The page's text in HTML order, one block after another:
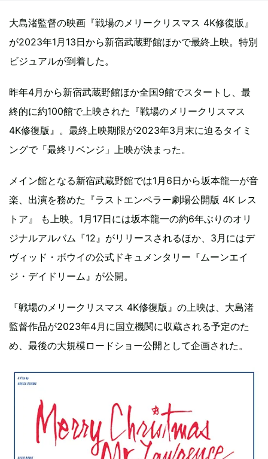
大島渚監督の映画『戦場のメリークリスマス 4K修復版』
が2023年1月13日から新宿武蔵野館ほかで最終上映。特別
ビジュアルが到着した。
昨年4月から新宿武蔵野館ほか全国9館でスタートし、最
終的に約100館で上映された『戦場のメリークリスマス
4K修復版』。最終上映期限が2023年3月末に迫るタイミ
ングで「最終リベンジ」上映が決まった。
メイン館となる新宿武蔵野館では1月6日から坂本龍一が音
楽、出演を務めた『ラストエンペラー劇場公開版 4K レス
トア』 も上映。1月17日には坂本龍一の約6年ぶりのオリ
ジナルアルバム『12』がリリースされるほか、3月にはデ
ヴィッド・ボウイの公式ドキュメンタリー『ムーンエイ
ジ・デイドリーム』が公開。
『戦場のメリークリスマス 4K修復版』の上映は、大島渚
監督作品が2023年4月に国立機関に収蔵される予定のた
め、最後の大規模ロードショー公開として企画された。